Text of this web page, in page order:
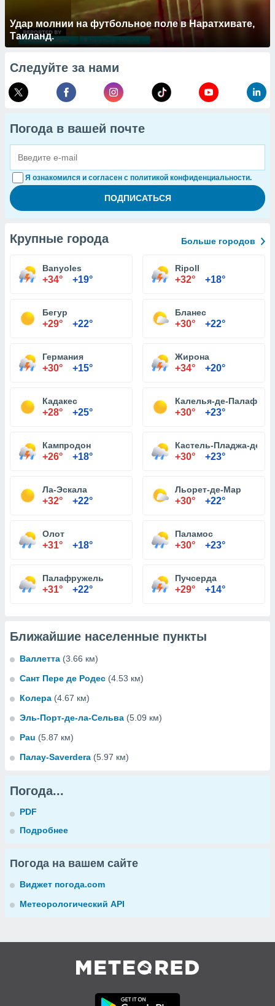
Удар молнии на футбольное поле в Наратхивате,
Таиланд.
Следуйте за нами
Погода в вашей почте
Я ознакомился и согласен с политикой конфиденциальности.
Крупные города Больше городов
Banyoles
+34° +19°
Ripoll
+32° +18°
Бегур
+29° +22°
Бланес
+30° +22°
Германия
+30° +15°
Жирона
+34° +20°
Кадакес
+28° +25°
Калелья-де-
+30° +23°
Кампродон
+26° +18°
Кастель-Пладжа-де-
+30° +23°
Ла-Эскала
+32° +22°
Льорет-де-Мар
+30° +22°
Олот
+31° +18°
Паламос
+30° +23°
Палафружель
+31° +22°
Пучсерда
+29° +14°
Ближайшие населенные пункты
Валлетта (3.66 км)
Сант Пере де Родес (4.53 км)
Колера (4.67 км)
Эль-Порт-де-ла-Сельва (5.09 км)
Pau (5.87 км)
Палау-Saverdera (5.97 км)
Погода...
PDF
Подробнее
Погода на вашем сайте
Виджет погода.com
Метеорологический API